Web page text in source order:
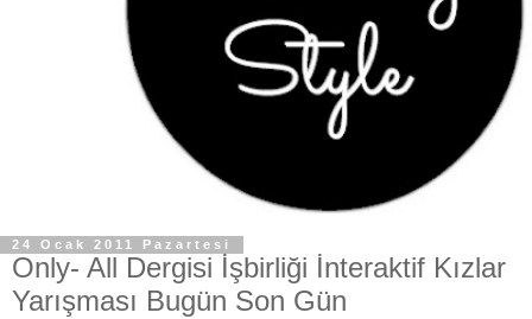
24 Ocak 2011 Pazartesi
Only- All Dergisi İşbirliği İnteraktif Kızlar
Yarışması Bugün Son Gün